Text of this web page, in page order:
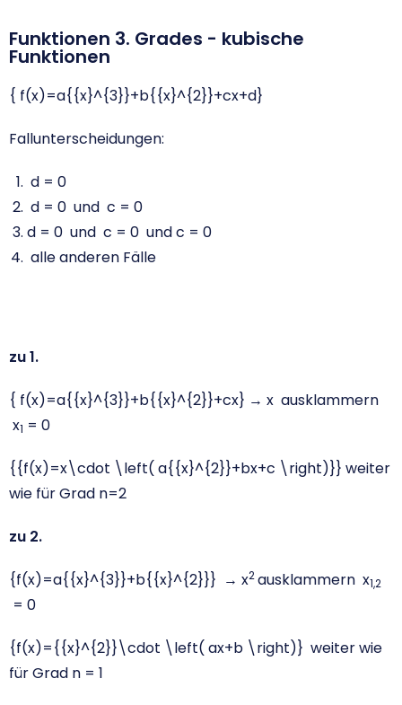
Funktionen 3. Grades - kubische
Funktionen
{ f(x)=a{{x}^{3}}+b{{x}^{2}}+cx+d}
Fallunterscheidungen:
d = 0
d = 0 und c = 0
d = 0 und c = 0 und c = 0
alle anderen Fälle
zu 1.
{ f(x)=a{{x}^{3}}+b{{x}^{2}}+cx} → x ausklammern
x1 = 0
{{f(x)=x\cdot \left( a{{x}^{2}}+bx+c \right)}} weiter
wie für Grad n=2
zu 2.
{f(x)=a{{x}^{3}}+b{{x}^{2}}} → x2ausklammern x1,2
= 0
{f(x)={{x}^{2}}\cdot \left( ax+b \right)} weiter wie
für Grad n = 1